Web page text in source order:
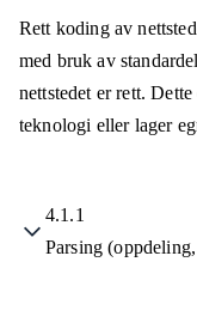
Rett koding av
med bruk av
nettstedet er rett.
teknologi eller lager
4.1.1
Parsing